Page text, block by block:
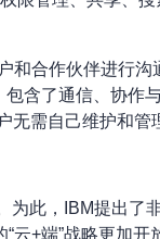
和合作伙伴进行沟
含了通信、协作
需自己维护和管
此，IBM提出了
云+端”战略更加开